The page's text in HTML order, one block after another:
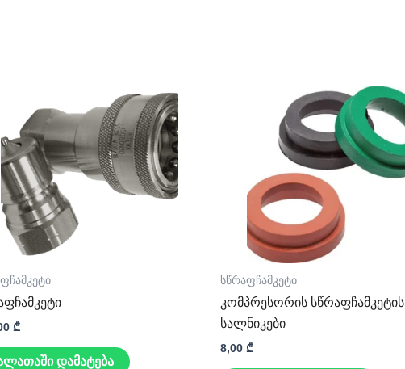
₾
დამატება
სწრაფჩამკეტი
კომპრესორის სწრაფჩამკეტის
სალნიკები
8,00 ₾